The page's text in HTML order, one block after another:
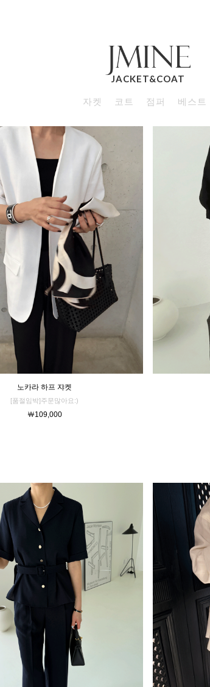
JACKET&COAT
자켓 코트 점퍼 베스트
노카라 하프 쟈켓
[품절임박]주문많아요:)
￦109,000